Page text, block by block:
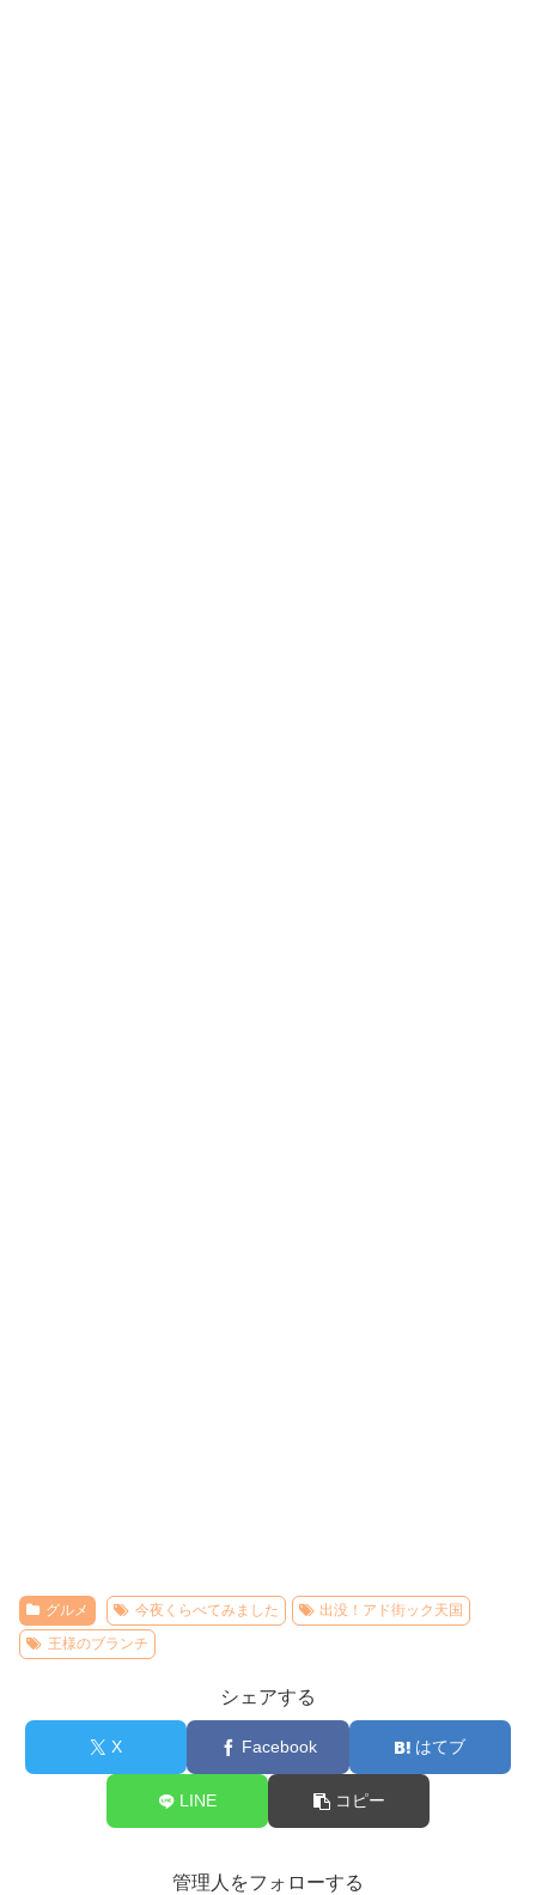
グルメ 今夜くらべてみました
出没！アド街ック天国
王様のブランチ
シェアする
X Facebook はてブ
LINE コピー
管理人をフォローする